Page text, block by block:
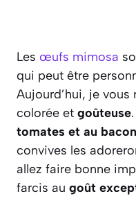
Les œufs mimosa
qui peut être
Aujourd’hui, je
colorée et goûteuse
tomates et au bacon
convives les
allez faire bonne
farcis au goût